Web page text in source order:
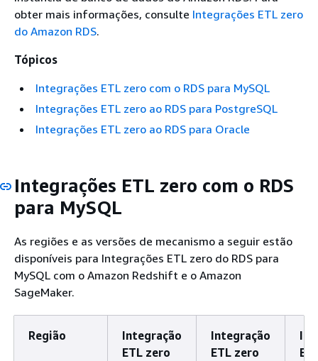
obter mais informações, consulte Integrações ETL zero
do Amazon RDS.
Tópicos
Integrações ETL zero com o RDS para MySQL
Integrações ETL zero ao RDS para PostgreSQL
Integrações ETL zero ao RDS para Oracle
Integrações ETL zero com o RDS
para MySQL
As regiões e as versões de mecanismo a seguir estão
disponíveis para Integrações ETL zero do RDS para
MySQL com o Amazon Redshift e o Amazon
SageMaker.
Região
Integração
ETL zero
Integração
ETL zero